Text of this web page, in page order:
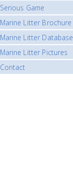
Watch Troubled Waters
Serious Game
Start the game
Marine Litter Brochure
Marine Litter Database
Marine Litter Pictures
Contact